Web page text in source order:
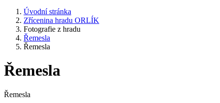
Úvodní stránka
Zřícenina hradu ORLÍK
Fotografie z hradu
Řemesla
Řemesla
Řemesla
Řemesla